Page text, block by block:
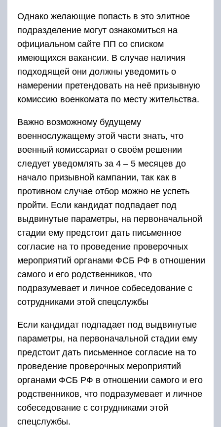
Однако желающие попасть в это элитное
подразделение могут ознакомиться на
официальном сайте ПП со списком
имеющихся вакансии. В случае наличия
подходящей они должны уведомить о
намерении претендовать на неё призывную
комиссию военкомата по месту жительства.
Важно возможному будущему
военнослужащему этой части знать, что
военный комиссариат о своём решении
следует уведомлять за 4 – 5 месяцев до
начало призывной кампании, так как в
противном случае отбор можно не успеть
пройти. Если кандидат подпадает под
выдвинутые параметры, на первоначальной
стадии ему предстоит дать письменное
согласие на то проведение проверочных
мероприятий органами ФСБ РФ в отношении
самого и его родственников, что
подразумевает и личное собеседование с
сотрудниками этой спецслужбы
Если кандидат подпадает под выдвинутые
параметры, на первоначальной стадии ему
предстоит дать письменное согласие на то
проведение проверочных мероприятий
органами ФСБ РФ в отношении самого и его
родственников, что подразумевает и личное
собеседование с сотрудниками этой
спецслужбы.